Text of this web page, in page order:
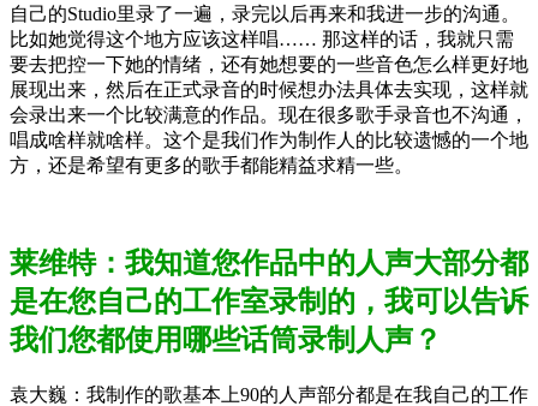
自己的Studio里录了一遍，录完以后再来和我进一步的沟通。
比如她觉得这个地方应该这样唱…… 那这样的话，我就只需
要去把控一下她的情绪，还有她想要的一些音色怎么样更好地
展现出来，然后在正式录音的时候想办法具体去实现，这样就
会录出来一个比较满意的作品。现在很多歌手录音也不沟通，
唱成啥样就啥样。这个是我们作为制作人的比较遗憾的一个地
方，还是希望有更多的歌手都能精益求精一些。
莱维特：我知道您作品中的人声大部分都
是在您自己的工作室录制的，我可以告诉
我们您都使用哪些话筒录制人声？
袁大巍：我制作的歌基本上90的人声部分都是在我自己的工作